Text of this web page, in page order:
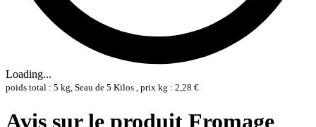
Loading...
poids total : 5 kg, Seau de 5 Kilos , prix kg : 2,28 €
Avis sur le produit Fromage